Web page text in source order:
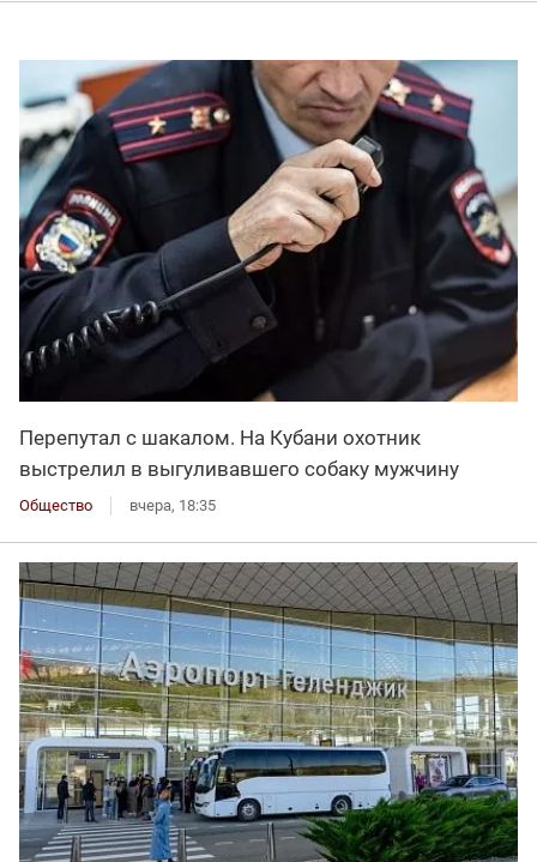
Перепутал с шакалом. На Кубани охотник
выстрелил в выгуливавшего собаку мужчину
Общество вчера, 18:35